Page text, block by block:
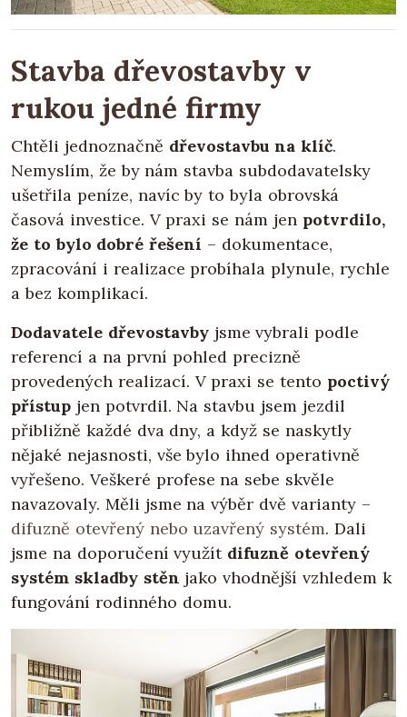
Stavba dřevostavby v
rukou jedné firmy
Chtěli jednoznačně dřevostavbu na klíč.
Nemyslím, že by nám stavba subdodavatelsky
ušetřila peníze, navíc by to byla obrovská
časová investice. V praxi se nám jen potvrdilo,
že to bylo dobré řešení – dokumentace,
zpracování i realizace probíhala plynule, rychle
a bez komplikací.
Dodavatele dřevostavbyjsme vybrali podle
referencí a na první pohled precizně
provedených realizací. V praxi se tento poctivý
přístup jen potvrdil. Na stavbu jsem jezdil
přibližně každé dva dny, a když se naskytly
nějaké nejasnosti, vše bylo ihned operativně
vyřešeno. Veškeré profese na sebe skvěle
navazovaly. Měli jsme na výběr dvě varianty –
difuzně otevřený nebo uzavřený systém. Dali
jsme na doporučení využít difuzně otevřený
systém skladby stěn jako vhodnější vzhledem k
fungování rodinného domu.